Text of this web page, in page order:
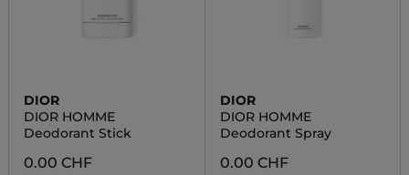
DIOR
DIOR HOMME
Deodorant Stick
0.00 CHF
DIOR
DIOR HOMME
Deodorant Spray
0.00 CHF